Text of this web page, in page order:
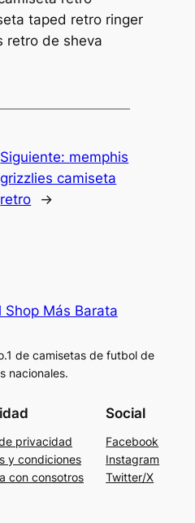
Siguiente: memphis
grizzlies camiseta
retro
→
Más Barata
de camisetas de futbol de
nacionales.
privacidad
y condiciones
con consotros
Social
Facebook
Instagram
Twitter/X